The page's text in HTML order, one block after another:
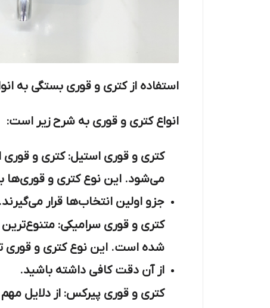
استفاده از کتری و قوری بستگی به
انواع کتری و قوری به شرح زیر است:
کتری و قوری استیل: کتری و
می‌شود. این نوع کتری و قوری‌ها
جزو اولین انتخاب‌ها قرار می‌گیرند.
کتری و قوری سرامیکی:
شده است. این نوع کتری و قوری
از آن دقت کافی داشته باشید.
کتری و قوری پیرکس: از دلایل